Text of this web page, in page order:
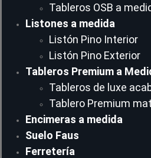
Tableros OSB a
Listones a medida
Listón Pino Interior
Listón Pino Exterior
Tableros Premium a
Tableros de luxe
Tablero Premium
Encimeras a medida
Suelo Faus
Ferretería